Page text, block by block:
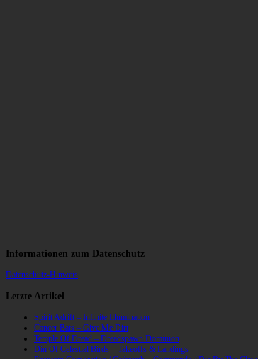
Informationen zum Datenschutz
Datenschutz-Hinweis
Letzte Artikel
Spirit Adrift – Infinite Illumination
Cancer Bats – Give Me Dirt
Temple Of Dread – Dreadspawn Dominion
Din Of Celestial Birds – Takeoffs & Landings